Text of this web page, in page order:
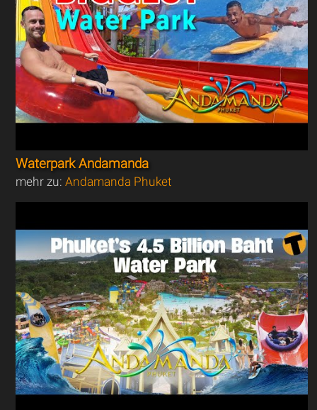
Waterpark Andamanda
mehr zu:Andamanda Phuket